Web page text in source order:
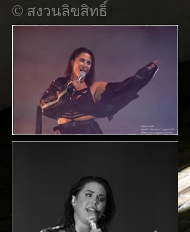
© สงวนลิขสิทธิ์